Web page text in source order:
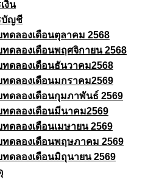
งิน
บัญชี
ทดลองเดือนตุลาคม 2568
ทดลองเดือนพฤศจิกายน 2568
ทดลองเดือนธันวาคม2568
ทดลองเดือนมกราคม2569
ทดลองเดือนกุมภาพันธ์ 2569
ทดลองเดือนมีนาคม2569
ทดลองเดือนเมษายน 2569
ทดลองเดือนพฤษภาคม 2569
ทดลองเดือนมิถุนายน 2569